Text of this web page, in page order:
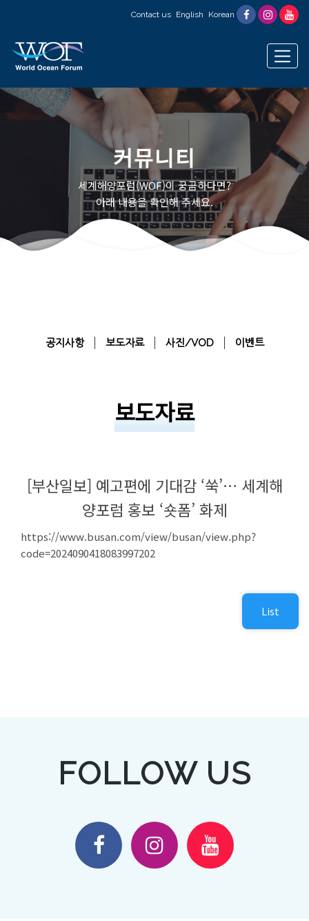
Contact us English Korean
커뮤니티
세계해양포럼(WOF)이 궁금하다면?
아래 내용을 확인해 주세요.
공지사항 보도자료 사진/VOD 이벤트
보도자료
[부산일보] 예고편에 기대감 ‘쑥’… 세계해
양포럼 홍보 ‘숏폼’ 화제
https://www.busan.com/view/busan/view.php?
code=2024090418083997202
List
FOLLOW US